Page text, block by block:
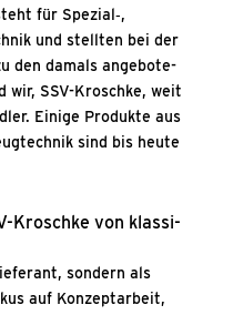
für Spezial‑,
und stell­ten bei der
den damals ange­bo­te­
wir, SSV-Krosch­ke, weit
Eini­ge Pro­duk­te aus
sind bis heu­te
Krosch­ke von klas­si­
son­dern als
auf Kon­zept­ar­beit,